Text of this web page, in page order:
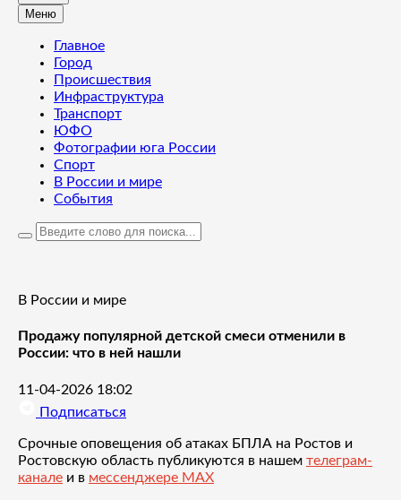
Меню
Главное
Город
Происшествия
Инфраструктура
Транспорт
ЮФО
Фотографии юга России
Спорт
В России и мире
События
В России и мире
Продажу популярной детской смеси отменили в
России: что в ней нашли
11-04-2026 18:02
Подписаться
Срочные оповещения об атаках БПЛА на Ростов и
Ростовскую область публикуются в нашем телеграм-
канале и в мессенджере MAX